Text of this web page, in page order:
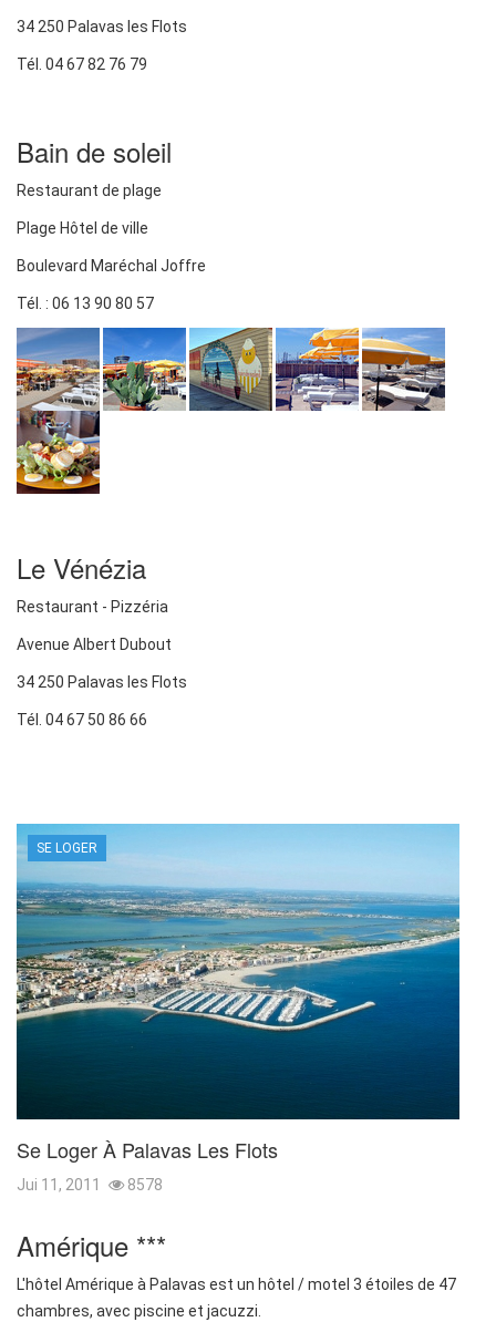
34 250 Palavas les Flots
Tél. 04 67 82 76 79
Bain de soleil
Restaurant de plage
Plage Hôtel de ville
Boulevard Maréchal Joffre
Tél. : 06 13 90 80 57
Le Vénézia
Restaurant - Pizzéria
Avenue Albert Dubout
34 250 Palavas les Flots
Tél. 04 67 50 86 66
SE LOGER
Se Loger À Palavas Les Flots
Jui 11, 2011 8578
Amérique ***
L'hôtel Amérique à Palavas est un hôtel / motel 3 étoiles de 47
chambres, avec piscine et jacuzzi.